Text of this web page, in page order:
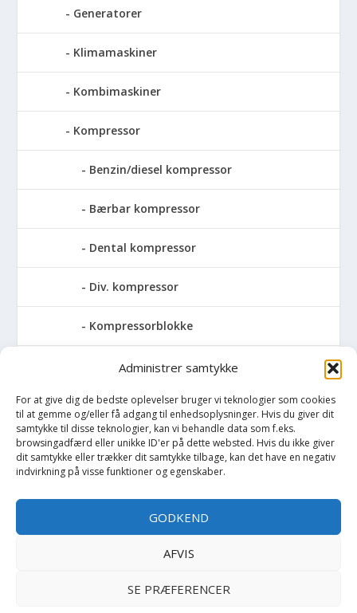
Administrer samtykke
For at give dig de bedste oplevelser bruger vi teknologier som cookies
til at gemme og/eller få adgang til enhedsoplysninger. Hvis du giver dit
samtykke til disse teknologier, kan vi behandle data som f.eks.
browsingadfærd eller unikke ID'er på dette websted. Hvis du ikke giver
dit samtykke eller trækker dit samtykke tilbage, kan det have en negativ
indvirkning på visse funktioner og egenskaber.
GODKEND
AFVIS
SE PRÆFERENCER
Generatorer
Klimamaskiner
Kombimaskiner
Kompressor
Benzin/diesel kompressor
Bærbar kompressor
Dental kompressor
Div. kompressor
Kompressorblokke
Skruekompressor
Pressemaskiner
Save
Søjlebore- & bænkboremaskiner